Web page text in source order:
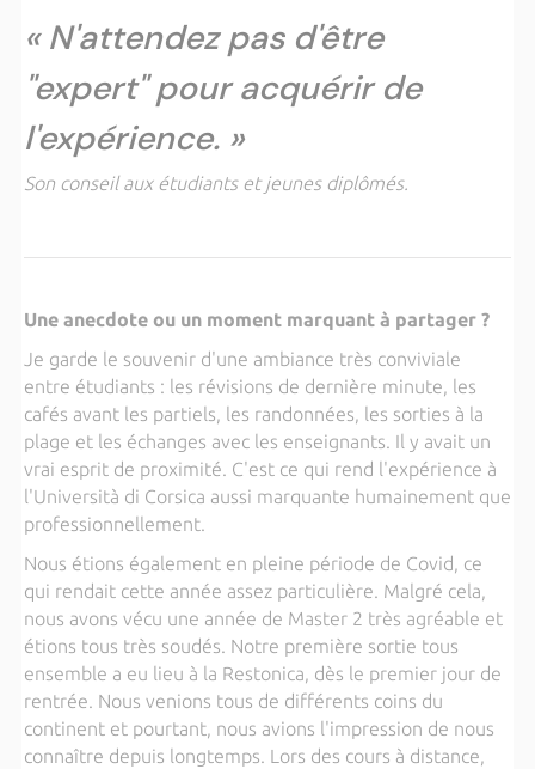
« N'attendez pas d'être
"expert" pour acquérir de
l'expérience. »
Son conseil aux étudiants et jeunes diplômés.
Une anecdote ou un moment marquant à partager ?
Je garde le souvenir d'une ambiance très conviviale
entre étudiants : les révisions de dernière minute, les
cafés avant les partiels, les randonnées, les sorties à la
plage et les échanges avec les enseignants. Il y avait un
vrai esprit de proximité. C'est ce qui rend l'expérience à
l'Università di Corsica aussi marquante humainement que
professionnellement.
Nous étions également en pleine période de Covid, ce
qui rendait cette année assez particulière. Malgré cela,
nous avons vécu une année de Master 2 très agréable et
étions tous très soudés. Notre première sortie tous
ensemble a eu lieu à la Restonica, dès le premier jour de
rentrée. Nous venions tous de différents coins du
continent et pourtant, nous avions l'impression de nous
connaître depuis longtemps. Lors des cours à distance,